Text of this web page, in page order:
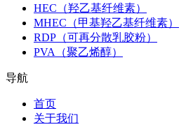
HEC（羟乙基纤维素）
MHEC（甲基羟乙基纤维素）
RDP（可再分散乳胶粉）
PVA（聚乙烯醇）
导航
首页
关于我们